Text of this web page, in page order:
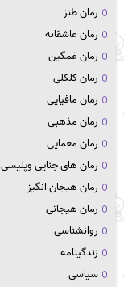
رمان طنز
رمان عاشقانه
رمان غمگین
رمان کلکلی
رمان مافیایی
رمان مذهبی
رمان معمایی
رمان های جنایی وپلیسی
رمان هیجان انگیز
رمان هیجانی
روانشناسی
زندگینامه
سیاسی